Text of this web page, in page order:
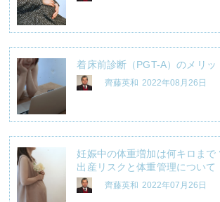
着床前診断（PGT-A）のメリッ
齊藤英和 2022年08月26日
妊娠中の体重増加は何キロまで
出産リスクと体重管理について
齊藤英和 2022年07月26日